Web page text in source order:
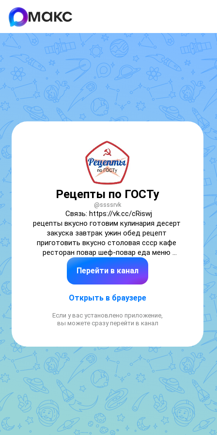
Рецепты по ГОСТу
@ssssrvk
Связь: https://vk.cc/cRiswj
рецепты вкусно готовим кулинария десерт
закуска завтрак ужин обед рецепт
приготовить вкусно столовая ссср кафе
ресторан повар шеф-повар еда меню
салаты суп борщ окрошка оливье цезарь
паста курица индейка говядина свинина
рыба фарш овощи гречка рис картошка
пирог печенье десерт пп  просто бюджетно
Перейти в канал
Открыть в браузере
Если у вас установлено приложение,
вы можете сразу перейти в канал